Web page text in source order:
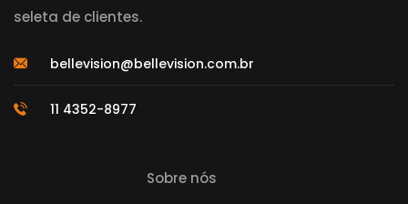
seleta de clientes.
bellevision@bellevision.com.br
11 4352-8977
Sobre nós